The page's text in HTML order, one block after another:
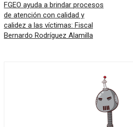
FGEO ayuda a brindar procesos
de atención con calidad y
calidez a las víctimas: Fiscal
Bernardo Rodríguez Alamilla